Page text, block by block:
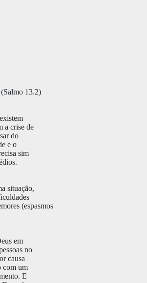
(Salmo 13.2)
a crise de
do
e o
sim
situação,
(espasmos
em
no
causa
com um
E